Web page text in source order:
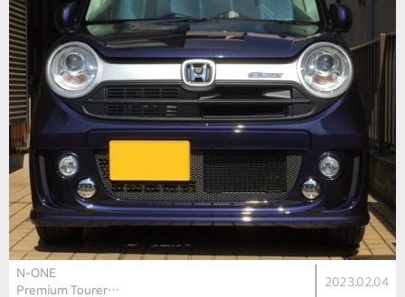
N-ONE
Premium Tourer…
2023.02.04